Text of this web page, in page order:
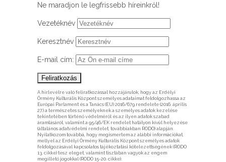
Ne maradjon le legfrissebb híreinkről!
Vezetéknév
Keresztnév
E-mail cím:
A hírlevélre való feliratkozással hozzájárulok, hogy az Erdélyi
Örmény Kulturális Központ személyes adataimat feldolgozhassa az
Európai Parlament és a Tanács (EU) 2016/679 rendelete (2016. április
27.) a természetes személyeknek a személyes adatok kezelése
tekintetében történő védelméről és az ilyen adatok szabad
áramlásáról, valamint a 95/46/EK rendelet hatályon kívül helyezése
(általános adatvédelmi rendelet, továbbiakban RODO) alapján.
Nyilatkozom továbbá, hogy megismertem az alábbi információkat,
mellyel az Erdélyi Örmény Kulturális Központ személyes adatok
feldolgozásával kapcsolatos tájékoztatási kötelezettségének (RODO
13. cikke) tesz eleget, valamint tisztában vagyok az engem
megillető jogokkal (RODO 15-20. cikke).